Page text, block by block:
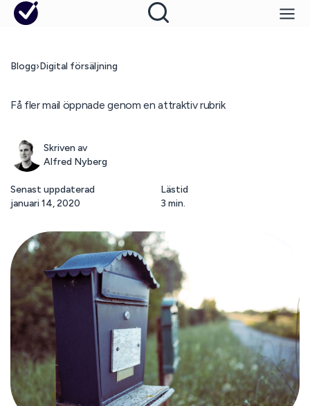
Blogg›Digital försäljning
Få fler mail öppnade genom en attraktiv rubrik
Skriven av
Alfred Nyberg
Senast uppdaterad
januari 14, 2020
Lästid
3 min.